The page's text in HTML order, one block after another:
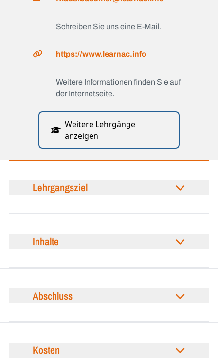
Schreiben Sie uns eine E-Mail.
https://www.learnac.info
Weitere Informationen finden Sie auf
der Internetseite.
Weitere Lehrgänge
anzeigen
Lehrgangsziel
Inhalte
Abschluss
Kosten